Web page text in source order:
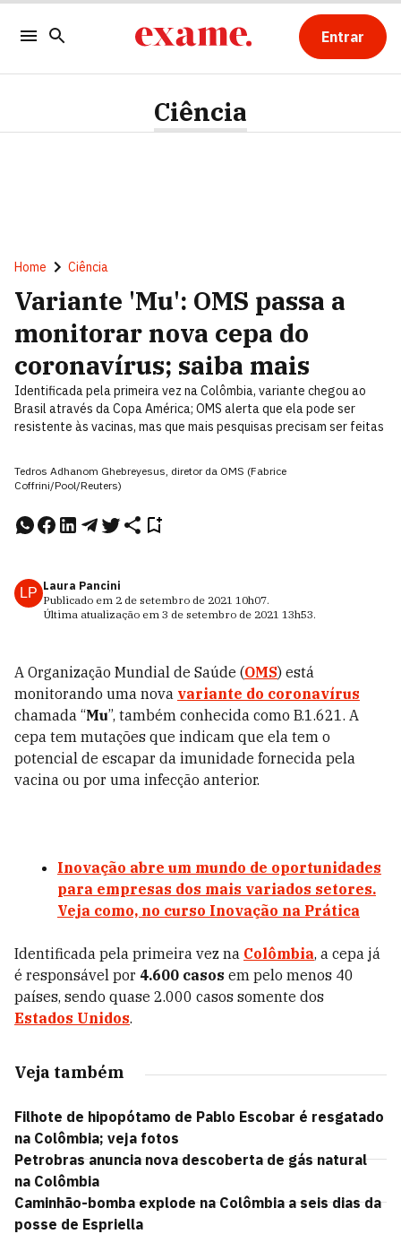
Entrar
Ciência
Home Ciência
Variante 'Mu': OMS passa a
monitorar nova cepa do
coronavírus; saiba mais
Identificada pela primeira vez na Colômbia, variante chegou ao
Brasil através da Copa América; OMS alerta que ela pode ser
resistente às vacinas, mas que mais pesquisas precisam ser feitas
Tedros Adhanom Ghebreyesus, diretor da OMS (Fabrice
Coffrini/Pool/Reuters)
LP Laura Pancini
Publicado em 2 de setembro de 2021 10h07.
Última atualização em 3 de setembro de 2021 13h53.
A Organização Mundial de Saúde (OMS) está
monitorando uma nova variante do coronavírus
chamada “Mu”, também conhecida como B.1.621. A
cepa tem mutações que indicam que ela tem o
potencial de escapar da imunidade fornecida pela
vacina ou por uma infecção anterior.
Inovação abre um mundo de oportunidades
para empresas dos mais variados setores.
Veja como, no curso Inovação na Prática
Identificada pela primeira vez na Colômbia, a cepa já
é responsável por 4.600 casos em pelo menos 40
países, sendo quase 2.000 casos somente dos
Estados Unidos.
Veja também
Filhote de hipopótamo de Pablo Escobar é resgatado
na Colômbia; veja fotos
Petrobras anuncia nova descoberta de gás natural
na Colômbia
Caminhão-bomba explode na Colômbia a seis dias da
posse de Espriella